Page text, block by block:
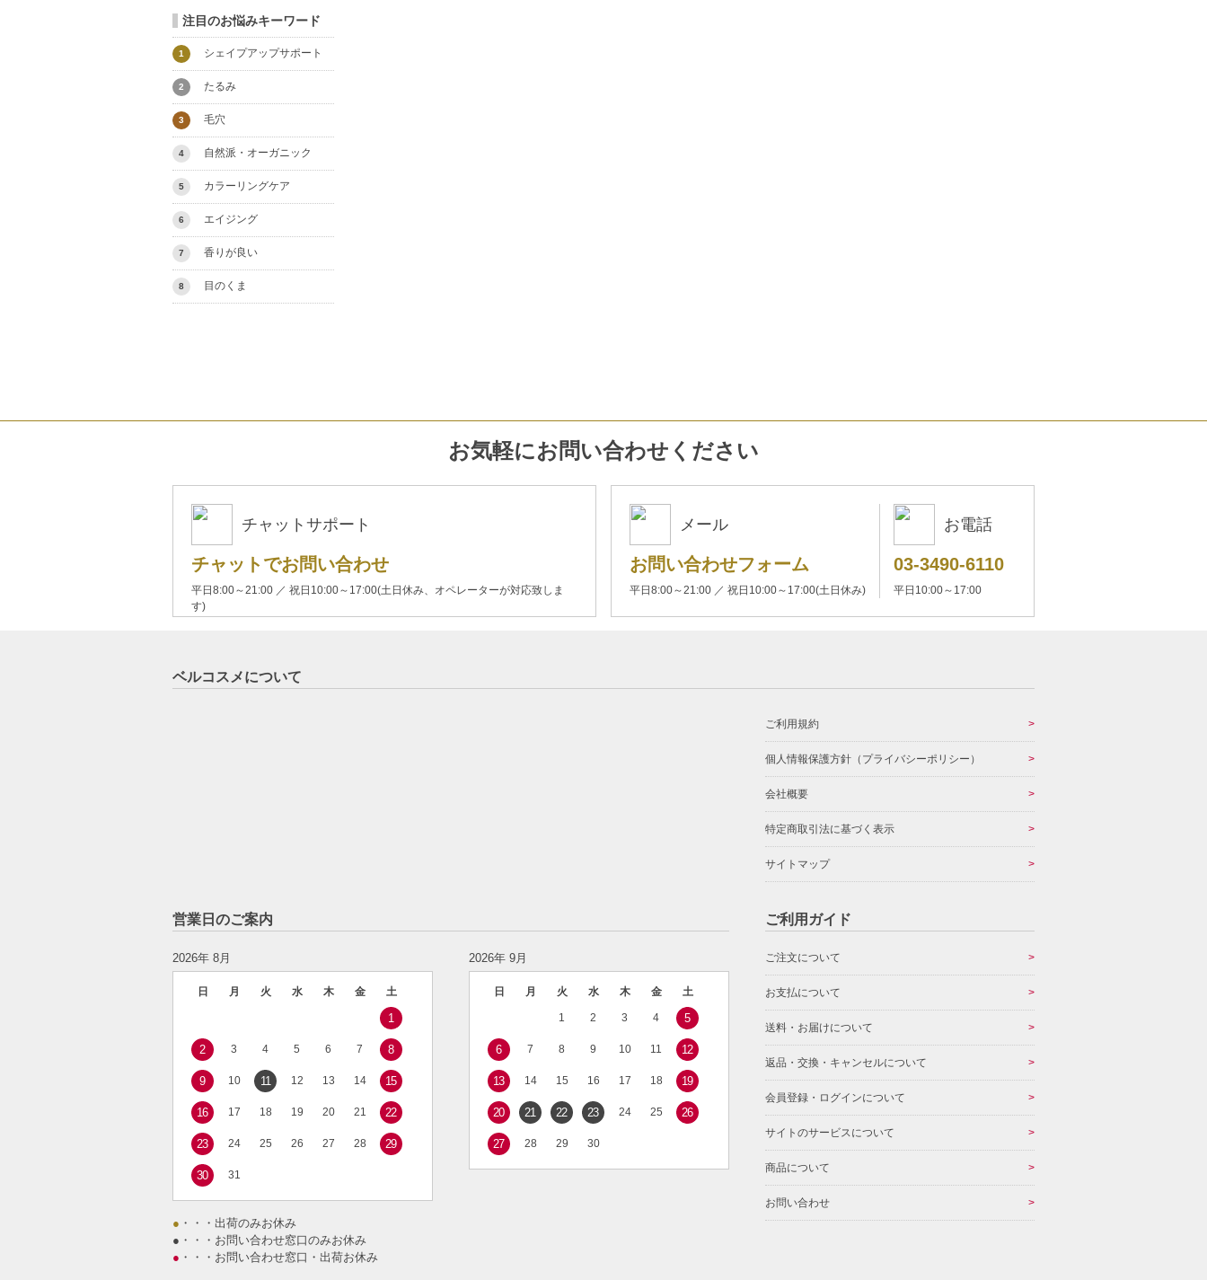
注目のお悩みキーワード
1 シェイプアップサポート
2 たるみ
3 毛穴
4 自然派・オーガニック
5 カラーリングケア
6 エイジング
7 香りが良い
8 目のくま
お気軽にお問い合わせください
チャットサポート
チャットでお問い合わせ
平日8:00～21:00 ／ 祝日10:00～17:00(土日休み、オペレーターが対応致しま
す)
メール
お問い合わせフォーム
平日8:00～21:00 ／ 祝日10:00～17:00(土日休み)
お電話
03-3490-6110
平日10:00～17:00
ベルコスメについて
ご利用規約
個人情報保護方針（プライバシーポリシー）
会社概要
特定商取引法に基づく表示
サイトマップ
営業日のご案内
2026年 8月
日 月 火 水 木 金 土
1
2 3 4 5 6 7 8
9 10 11 12 13 14 15
16 17 18 19 20 21 22
23 24 25 26 27 28 29
30 31
2026年 9月
日 月 火 水 木 金 土
1 2 3 4 5
6 7 8 9 10 11 12
13 14 15 16 17 18 19
20 21 22 23 24 25 26
27 28 29 30
● ・・・出荷のみお休み
● ・・・お問い合わせ窓口のみお休み
● ・・・お問い合わせ窓口・出荷お休み
ご利用ガイド
ご注文について
お支払について
送料・お届けについて
返品・交換・キャンセルについて
会員登録・ログインについて
サイトのサービスについて
商品について
お問い合わせ